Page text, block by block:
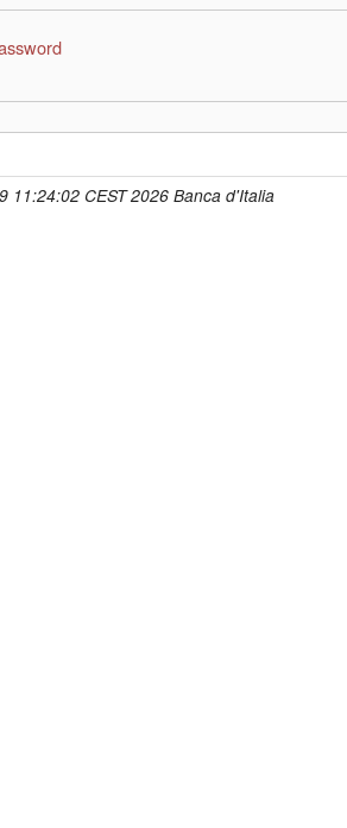
11:24:02 CEST 2026 Banca d'Italia